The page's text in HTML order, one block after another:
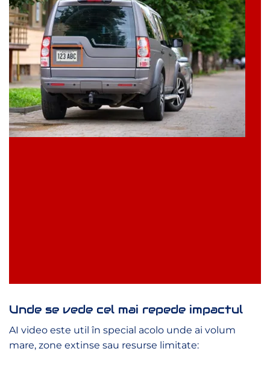
Unde se vede cel mai repede impactul
AI video este util în special acolo unde ai volum
mare, zone extinse sau resurse limitate: